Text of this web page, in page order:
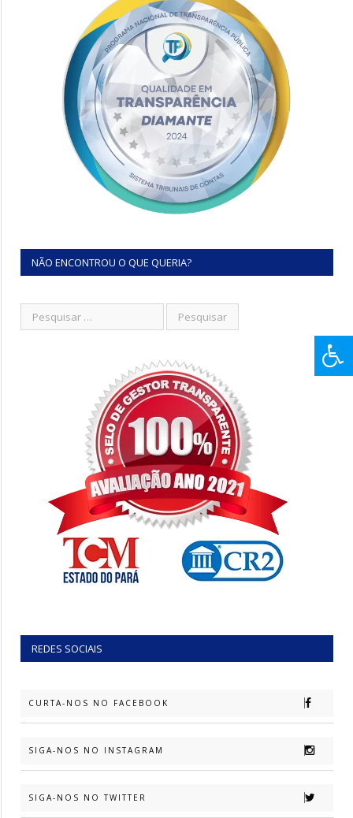
NÃO ENCONTROU O QUE QUERIA?
REDES SOCIAIS
CURTA-NOS NO FACEBOOK
SIGA-NOS NO INSTAGRAM
SIGA-NOS NO TWITTER